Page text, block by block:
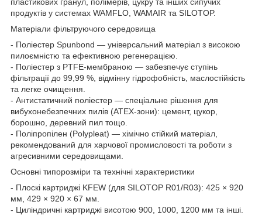
продуктів у системах WAMFLO, WAMAIR та SILOTOP.
Матеріали фільтруючого середовища
- Поліестер Spunbond — універсальний матеріал з високою
пилоємністю та ефективною регенерацією.
- Поліестер з PTFE-мембраною — забезпечує ступінь
фільтрації до 99,99 %, відмінну гідрофобність, маслостійкість
та легке очищення.
- Антистатичний поліестер — спеціальне рішення для
вибухонебезпечних пилів (ATEX-зони): цемент, цукор,
борошно, деревний пил тощо.
- Поліпропілен (Polypleat) — хімічно стійкий матеріал,
рекомендований для харчової промисловості та роботи з
агресивними середовищами.
Основні типорозміри та технічні характеристики
- Плоскі картриджі KFEW (для SILOTOP R01/R03): 425 × 920
мм, 429 × 920 × 67 мм.
- Циліндричні картриджі висотою 900, 1000, 1200 мм та інші.